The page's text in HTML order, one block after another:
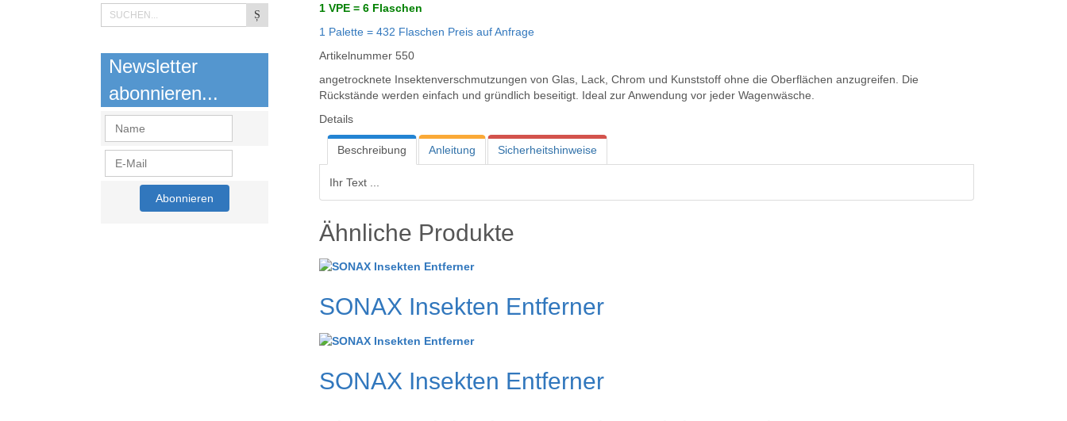
Newsletter
abonnieren...
5
5
1 VPE = 6 Flaschen
1 Palette = 432 Flaschen Preis auf Anfrage
Artikelnummer 550
angetrocknete Insektenverschmutzungen von Glas, Lack, Chrom und Kunststoff ohne die Oberflächen anzugreifen. Die
Rückstände werden einfach und gründlich beseitigt. Ideal zur Anwendung vor jeder Wagenwäsche.
Details
Beschreibung Anleitung Sicherheitshinweise
Ihr Text ...
Ähnliche Produkte
SONAX Insekten Entferner
SONAX Insekten Entferner